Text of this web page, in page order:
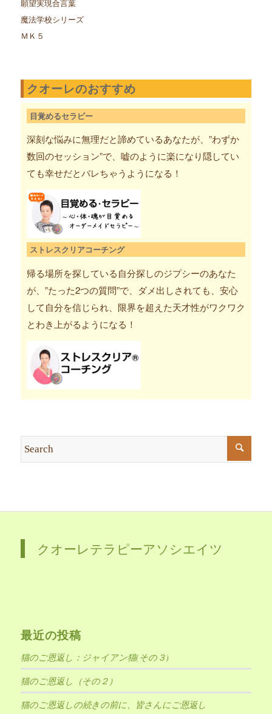
願望実現合言葉
魔法学校シリーズ
ＭＫ５
クオーレのおすすめ
目覚めるセラピー
深刻な悩みに無理だと諦めているあなたが、”わずか
数回のセッション”で、嘘のように楽になり隠してい
ても幸せだとバレちゃうようになる！
ストレスクリアコーチング
帰る場所を探している自分探しのジプシーのあなた
が、”たった2つの質問”で、ダメ出しされても、安心
して自分を信じられ、限界を超えた天才性がワクワク
とわき上がるようになる！
クオーレテラピーアソシエイツ
最近の投稿
猫のご恩返し：ジャイアン猫(その３)
猫のご恩返し（その２）
猫のご恩返しの続きの前に、皆さんにご恩返し